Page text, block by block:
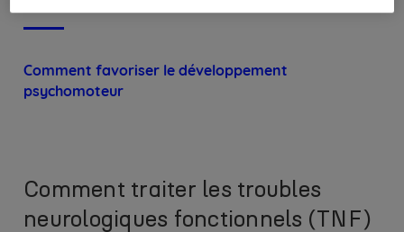
Comment favoriser le développement
psychomoteur
Comment traiter les troubles
neurologiques fonctionnels (TNF)